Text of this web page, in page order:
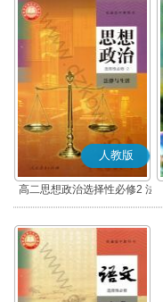
人教版
高二思想政治选择性必修2 法
律与生活(部编版)